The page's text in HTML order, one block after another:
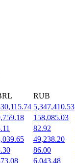
RUB
5,347,410.53
158,085.03
82.92
49,238.20
86.00
6,043.48